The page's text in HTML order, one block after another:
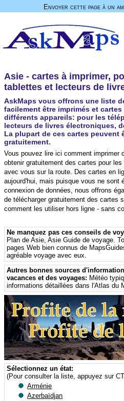
Envoyer cette page à un
Asie - cartes à imprimer,
tablettes et lecteurs de
AskMaps vous offrons une liste
facilement être imprimés et
différents appareils: pour les
lecteurs de livres électroniques,
La plupart de ces cartes peuvent
gratuitement.
Vous pouvez lire ici comment imprimer
obtenir gratuitement des cartes pour
avec vous sur la route. Des cartes en
aujourd'hui, mais puisque vous ne sont
connexion de données, nous offrons
de télécharger gratuitement des cartes
comment les utiliser hors ligne - sans
Ne manquez pas ces conseils de
Plan de Asie,Asie Guide de voyage.
pages Web bien connus de
agréable voyage avec eux.
Autres bonnes sources
vacances et des voyages: Météo
informations détaillées dans l'Atlas du
Sélectionnez un état:
(Pour consulter la liste, appuyez sur
Arménie
Azerbaïdjan